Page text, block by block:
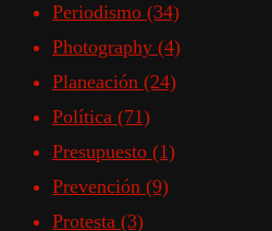
Periodismo (34)
Photography (4)
Planeación (24)
Política (71)
Presupuesto (1)
Prevención (9)
Protesta (3)